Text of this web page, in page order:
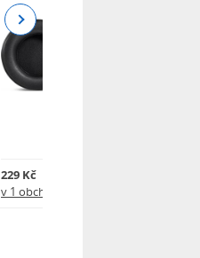
229 Kč
v 1 obchodě
Next